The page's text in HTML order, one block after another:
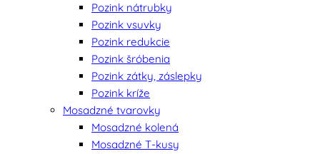
Pozink nátrubky
Pozink vsuvky
Pozink redukcie
Pozink šróbenia
Pozink zátky, záslepky
Pozink kríže
Mosadzné tvarovky
Mosadzné kolená
Mosadzné T-kusy